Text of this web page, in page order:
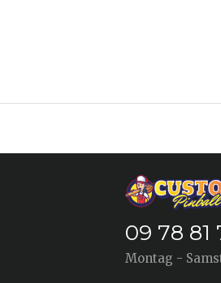
09 78 81
Montag -